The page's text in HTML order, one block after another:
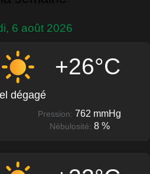
6 août 2026
+26°C
dégagé
Pression: 762 mmHg
Nébulosité: 8 %